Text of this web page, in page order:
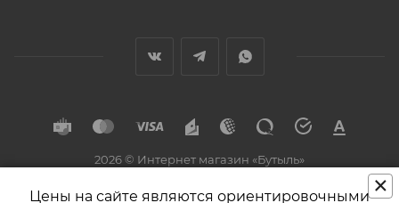
2026 © Интернет магазин «Бутыль»
Разработка и поддержка ×
Цены на сайте являются ориентировочными